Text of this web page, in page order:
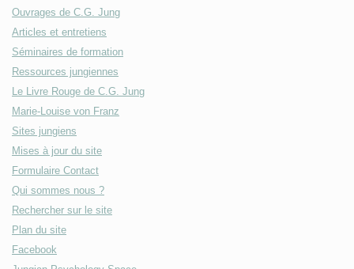
Ouvrages de C.G. Jung
Articles et entretiens
Séminaires de formation
Ressources jungiennes
Le Livre Rouge de C.G. Jung
Marie-Louise von Franz
Sites jungiens
Mises à jour du site
Formulaire Contact
Qui sommes nous ?
Rechercher sur le site
Plan du site
Facebook